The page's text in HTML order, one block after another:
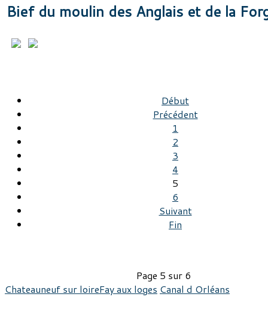
Bief du moulin des Anglais et de la
Début
Précédent
1
2
3
4
5
6
Suivant
Fin
Page 5 sur 6
Chateauneuf sur loireFay aux loges Canal d Orléans